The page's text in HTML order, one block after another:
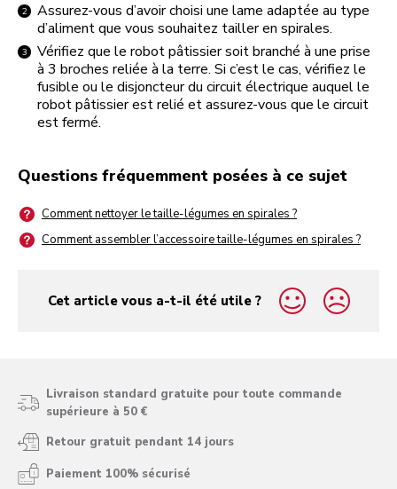
Assurez-vous d’avoir choisi une lame adaptée au type
d’aliment que vous souhaitez tailler en spirales.
Vérifiez que le robot pâtissier soit branché à une prise
à 3 broches reliée à la terre. Si c’est le cas, vérifiez le
fusible ou le disjoncteur du circuit électrique auquel le
robot pâtissier est relié et assurez-vous que le circuit
est fermé.
Questions fréquemment posées à ce sujet
Comment nettoyer le taille-légumes en spirales ?
Comment assembler l’accessoire taille-légumes en spirales ?
Cet article vous a-t-il été utile ?
yes
no
Livraison standard gratuite pour toute commande
supérieure à 50 €
Retour gratuit pendant 14 jours
Paiement 100% sécurisé